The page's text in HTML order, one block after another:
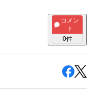
コメン
ト
0件